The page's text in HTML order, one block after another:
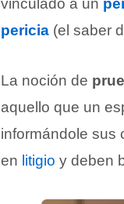
vinculado a un
pericia (el saber
La noción de
aquello que un
informándole sus
en litigio y deben